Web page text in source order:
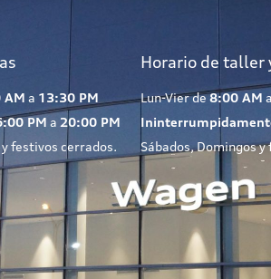
AM a 13:30 PM
PM a 20:00 PM
festivos cerrados.
Horario de taller
Lun-Vier de8:00 AM a
Sábados, Domingos